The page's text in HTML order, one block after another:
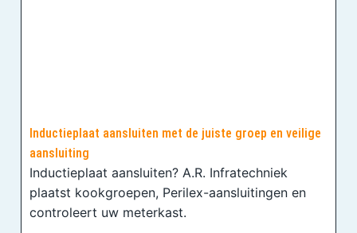
Inductieplaat aansluiten met de juiste groep en veilige
aansluiting
Inductieplaat aansluiten? A.R. Infratechniek
plaatst kookgroepen, Perilex-aansluitingen en
controleert uw meterkast.